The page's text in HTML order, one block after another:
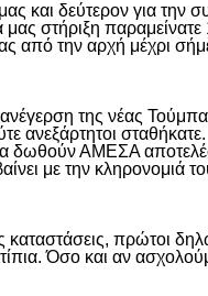
και δεύτερον για
στήριξη
από την αρχή μέχρι
της νέας
ανεξάρτητοι σταθήκατε.
δωθούν ΑΜΕΣΑ
με την κληρονομιά
καταστάσεις, πρώτοι
Όσο και αν